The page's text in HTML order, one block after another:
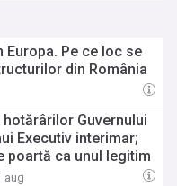
Pe ce loc se
din România
Guvernului
Executiv interimar;
poartă ca unul legitim
ci un precedent
aug